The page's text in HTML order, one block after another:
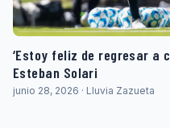
‘Estoy feliz de regresar a
Esteban Solari
junio 28, 2026 · Lluvia Zazueta